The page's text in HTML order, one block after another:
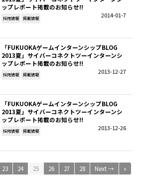
ップレポート掲載のお知らせ!!
2014-01-7
採用情報 掲載情報
「FUKUOKAゲームインターンシップBLOG
2013夏」サイバーコネクトツーインターンシ
ップレポート掲載のお知らせ!!
2013-12-27
採用情報 掲載情報
「FUKUOKAゲームインターンシップBLOG
2013夏」サイバーコネクトツーインターンシ
ップレポート掲載のお知らせ!!
2013-12-26
採用情報 掲載情報
23 24 25 26 27 28 Next → »